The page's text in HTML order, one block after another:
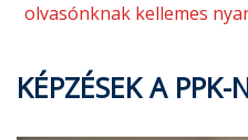
olvasónknak kellemes
KÉPZÉSEK A